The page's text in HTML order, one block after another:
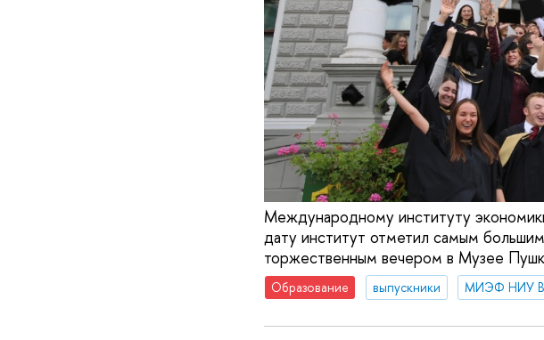
Международному институту
дату институт отметил самым
торжественным вечером в Музее
Образование выпускники МИЭФ НИУ